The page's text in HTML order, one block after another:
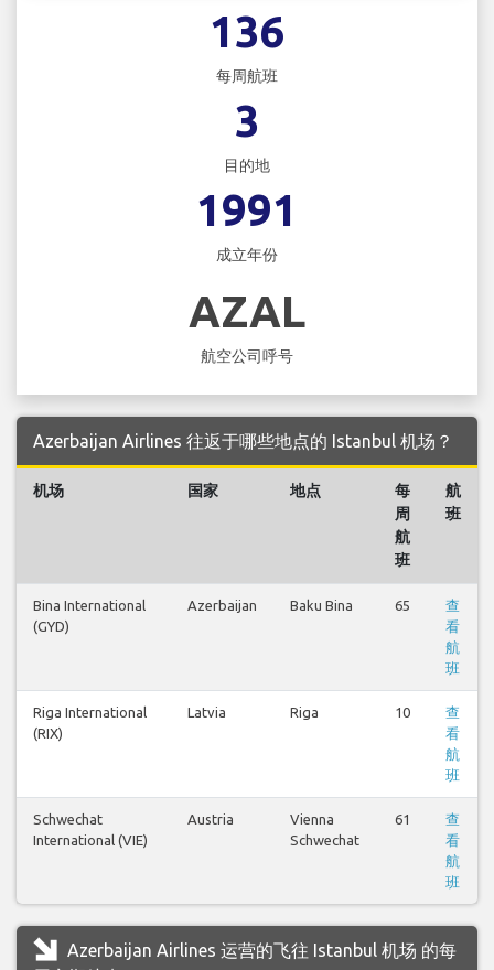
136
每周航班
3
目的地
1991
成立年份
AZAL
航空公司呼号
Azerbaijan Airlines 往返于哪些地点的 Istanbul 机场？
机场 国家 地点
每
周
航
班
航
班
Bina International
(GYD)
Azerbaijan Baku Bina 65
查
看
航
班
Riga International
(RIX)
Latvia Riga 10
查
看
航
班
Schwechat
International (VIE)
Austria
Vienna
Schwechat
61
查
看
航
班
Azerbaijan Airlines 运营的飞往 Istanbul 机场 的每